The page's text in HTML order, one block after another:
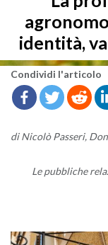
identità,
Con­di­vi­di l'ar­ti­co­lo
di Ni­co­lò Pas­se­ri,
Le pub­bli­che